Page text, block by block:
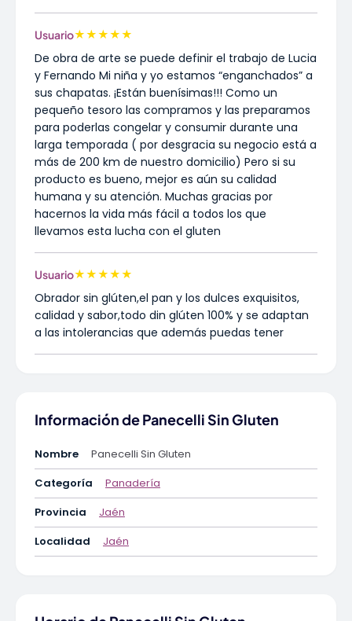
Usuario★★★★★
De obra de arte se puede definir el trabajo de Lucia
y Fernando Mi niña y yo estamos “enganchados” a
sus chapatas. ¡Están buenísimas!!! Como un
pequeño tesoro las compramos y las preparamos
para poderlas congelar y consumir durante una
larga temporada ( por desgracia su negocio está a
más de 200 km de nuestro domicilio) Pero si su
producto es bueno, mejor es aún su calidad
humana y su atención. Muchas gracias por
hacernos la vida más fácil a todos los que
llevamos esta lucha con el gluten
Usuario★★★★★
Obrador sin glúten,el pan y los dulces exquisitos,
calidad y sabor,todo din glúten 100% y se adaptan
a las intolerancias que además puedas tener
Información de Panecelli Sin Gluten
Nombre
Panecelli Sin Gluten
Categoría
Panadería
Provincia
Jaén
Localidad
Jaén